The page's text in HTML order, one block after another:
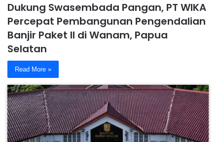
Dukung Swasembada Pangan, PT WIKA
Percepat Pembangunan Pengendalian
Banjir Paket II di Wanam, Papua
Selatan
Read More »